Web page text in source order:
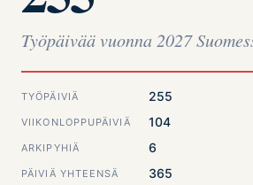
Työpäivää vuonna 2027
TYÖPÄIVIÄ 255
VIIKONLOPPUPÄIVIÄ 104
ARKIPYHIÄ 6
PÄIVIÄ YHTEENSÄ 365